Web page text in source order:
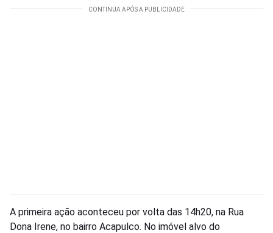
A primeira ação aconteceu por volta das 14h20, na Rua
Dona Irene, no bairro Acapulco. No imóvel alvo do